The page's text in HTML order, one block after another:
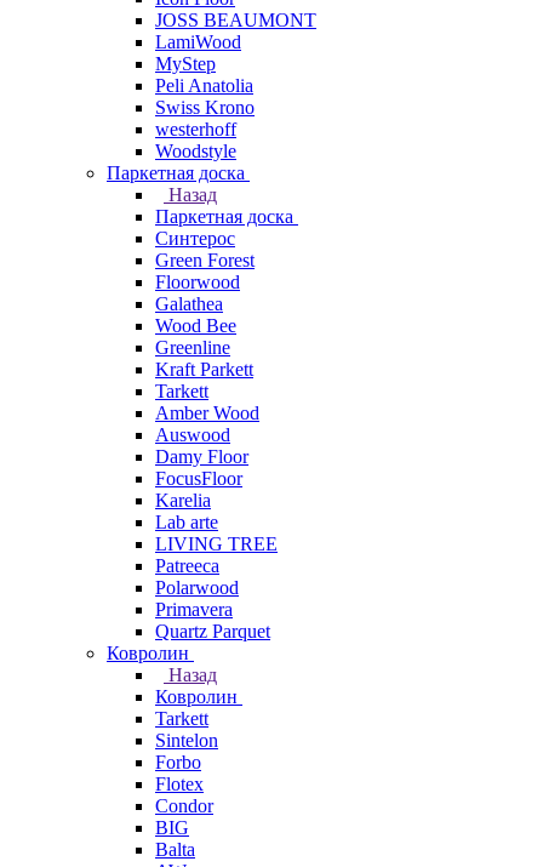
JOSS BEAUMONT
LamiWood
MyStep
Peli Anatolia
Swiss Krono
westerhoff
Woodstyle
Паркетная доска
Назад
Паркетная доска
Синтерос
Green Forest
Floorwood
Galathea
Wood Bee
Greenline
Kraft Parkett
Tarkett
Amber Wood
Auswood
Damy Floor
FocusFloor
Karelia
Lab arte
LIVING TREE
Patreeca
Polarwood
Primavera
Quartz Parquet
Ковролин
Назад
Ковролин
Tarkett
Sintelon
Forbo
Flotex
Condor
BIG
Balta